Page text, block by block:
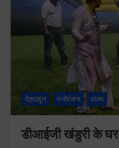
देहरादून मनोरंजन राज्य
डीआईजी खंडुरी के घर